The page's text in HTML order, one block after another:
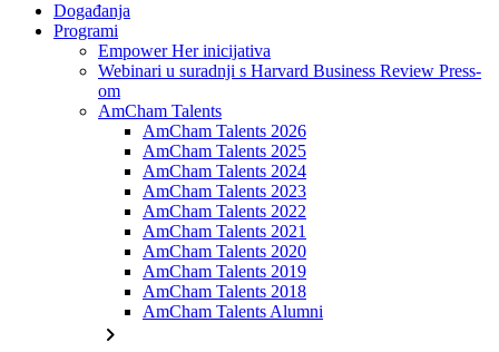
Događanja
Programi
Empower Her inicijativa
Webinari u suradnji s Harvard Business Review Press-
om
AmCham Talents
AmCham Talents 2026
AmCham Talents 2025
AmCham Talents 2024
AmCham Talents 2023
AmCham Talents 2022
AmCham Talents 2021
AmCham Talents 2020
AmCham Talents 2019
AmCham Talents 2018
AmCham Talents Alumni
chevron_right